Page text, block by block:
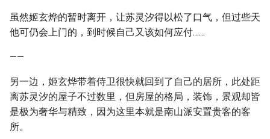
虽然姬玄烨的暂时离开，让苏灵汐得以松了口气，但过些天
他可仍会上门的，到时候自己又该如何应付……
——
另一边，姬玄烨带着侍卫很快就回到了自己的居所，此处距
离苏灵汐的屋子不过数里，但房屋的格局，装饰，景观却皆
是极为奢华与精致，因为这里本就是南山派安置贵客的客
所。